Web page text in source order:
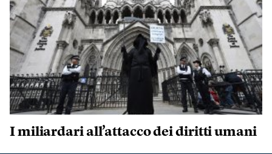
I miliardari all’attacco dei diritti umani